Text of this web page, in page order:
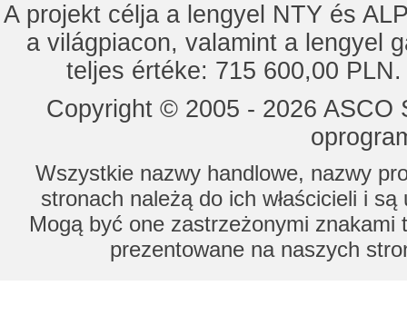
A projekt célja a lengyel NTY és
a világpiacon, valamint a lengyel
teljes értéke: 715 600,00
Copyright © 2005 - 2026
Wszystkie nazwy handlowe, nazwy
stronach należą do ich właścicieli i
Mogą być one zastrzeżonymi znakami
prezentowane na naszych